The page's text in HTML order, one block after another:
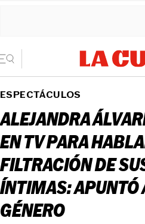
ESPECTÁCULOS
ALEJANDRA
EN TV PARA
FILTRACIÓN DE
ÍNTIMAS: APUNTÓ
GÉNERO